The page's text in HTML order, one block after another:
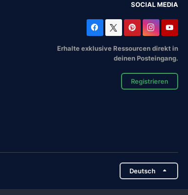
SOCIAL MEDIA
Erhalte exklusive Ressourcen direkt in
deinen Posteingang.
Registrieren
Deutsch